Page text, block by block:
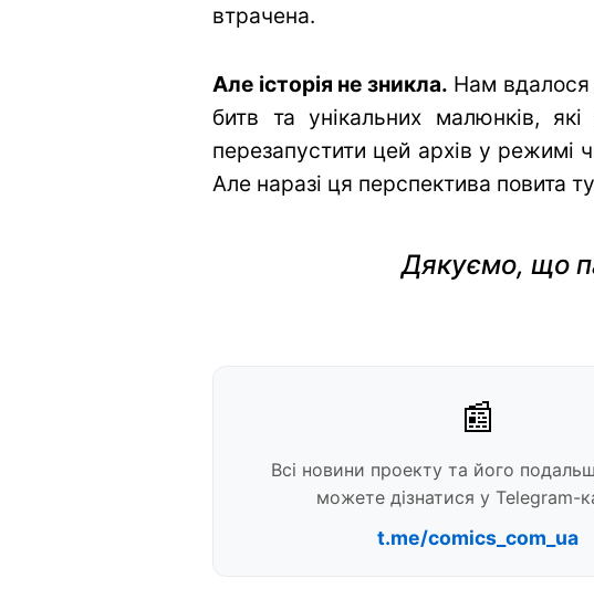
втрачена.
Але історія не зникла. Нам вдалося
битв та унікальних малюнків,
перезапустити цей архів у режимі
Але наразі ця перспектива повита
Дякуємо, що
📰
Всі новини проекту та його
можете дізнатися у Telegram-
t.me/comics_com_ua